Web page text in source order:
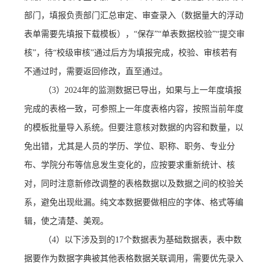
部门，填报负责部门汇总审定、审查录入（数据量大的浮动
表单需要先填报下载模板），“保存”“单表数据校验”“提交审
核”，待“校级审核”通过后方为填报完成，校验、审核若有
不通过时，需要返回修改，直至通过。
（3）2024年的监测数据已导出 ，如果与 上一年度填报
完成的表格一致，可参照上一年度表格内容，按照当前年度
的模板批量导入系统。但要注意核对数据的内容和数量，以
免出错，尤其是人员的学历、学位、职称、职务、专业分
布、学院分布等信息发生变化的，应按要求重新统计、核
对，同时注意新修改调整的表格数据以及数据之间的校验关
系，避免出现纰漏。纯文本数据要做相应的字体、格式等编
辑，使之清楚、美观。
（4）以下涉及到的17个数据表为基础数据表，表中数
据要作为数据字典被其他表格数据关联调用，需要优先录入